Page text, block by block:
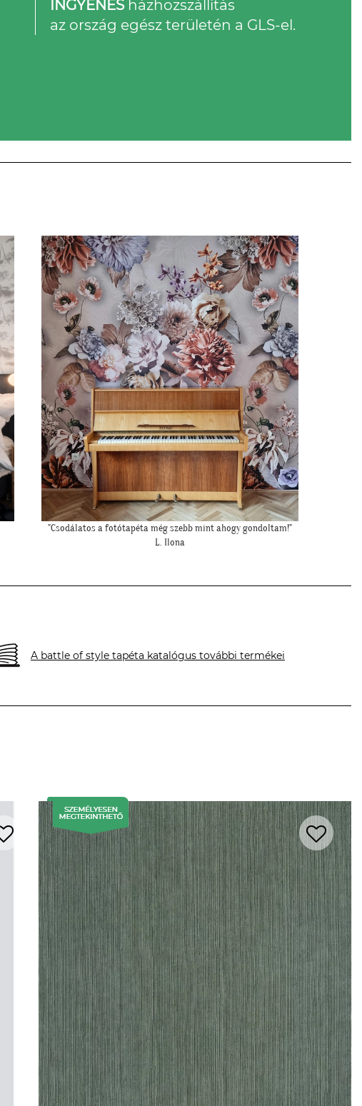
INGYENESházhozszállítás
az ország egész területén a GLS-el.
"Meseszép lett a tapéta! Köszönöm a sok segítséget"
T. Mariann
A battle of style tapéta katalógus további termékei